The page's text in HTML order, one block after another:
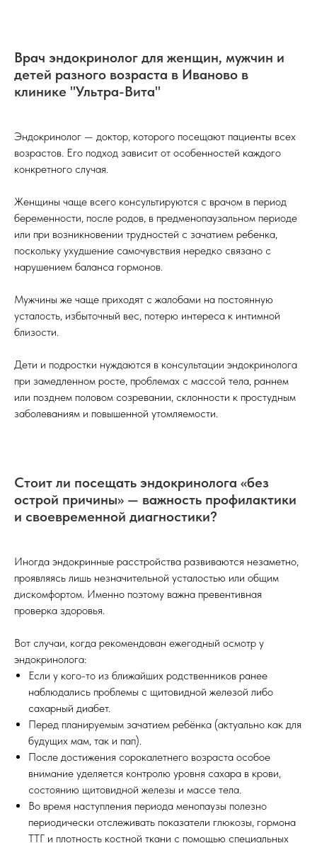
Врач эндокринолог для женщин, мужчин и
детей разного возраста в Иваново в
клинике "Ультра-Вита"
Эндокринолог — доктор, которого посещают пациенты всех
возрастов. Его подход зависит от особенностей каждого
конкретного случая.
Женщины чаще всего консультируются с врачом в период
беременности, после родов, в предменопаузальном периоде
или при возникновении трудностей с зачатием ребенка,
поскольку ухудшение самочувствия нередко связано с
нарушением баланса гормонов.
Мужчины же чаще приходят с жалобами на постоянную
усталость, избыточный вес, потерю интереса к интимной
близости.
Дети и подростки нуждаются в консультации эндокринолога
при замедленном росте, проблемах с массой тела, раннем
или позднем половом созревании, склонности к простудным
заболеваниям и повышенной утомляемости.
Стоит ли посещать эндокринолога «без
острой причины» — важность профилактики
и своевременной диагностики?
Иногда эндокринные расстройства развиваются незаметно,
проявляясь лишь незначительной усталостью или общим
дискомфортом. Именно поэтому важна превентивная
проверка здоровья.
Вот случаи, когда рекомендован ежегодный осмотр у
эндокринолога:
Если у кого-то из ближайших родственников ранее
наблюдались проблемы с щитовидной железой либо
сахарный диабет.
Перед планируемым зачатием ребёнка (актуально как для
будущих мам, так и пап).
После достижения сорокалетнего возраста особое
внимание уделяется контролю уровня сахара в крови,
состоянию щитовидной железы и массе тела.
Во время наступления периода менопаузы полезно
периодически отслеживать показатели глюкозы, гормона
ТТГ и плотность костной ткани с помощью специальных
ШКОЛА МАМ
УСЛУГИ И ЦЕНЫ
РАСПИСАНИЕ
КОНТАКТЫ
СТАТЬИ
пн-пт 09:00 - 18:00
+7 (4932)36 06 02
+7 (915) 810-07-46
сб 09:00 - 14:00
ул. Третьего Интернационала, д. 35/31
пн-пт 09:00 - 20:00
онлайн-запись
АКЦИИ